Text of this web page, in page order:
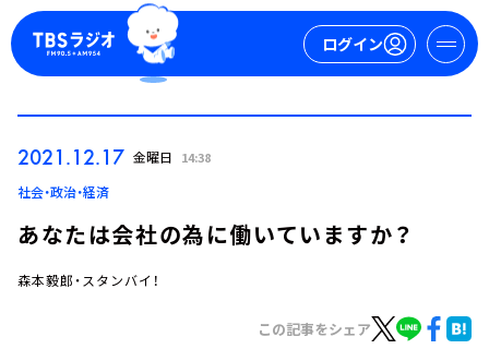
ログイン
2021.12.17 金曜日 14:38
社会・政治・経済
あなたは会社の為に働いていますか？
森本毅郎・スタンバイ！
この記事をシェア